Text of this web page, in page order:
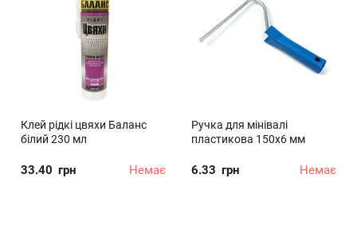
Клей рідкі цвяхи Баланс
білий 230 мл
33.40 грн Немає
Ручка для мінівалі
пластикова 150х6 мм
6.33 грн Немає